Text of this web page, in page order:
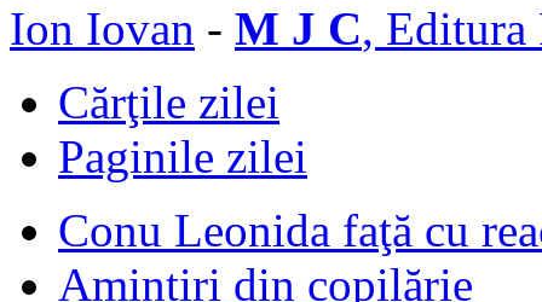
Ion Iovan - M J C, Editura
Cărţile zilei
Paginile zilei
Conu Leonida faţă cu
Amintiri din copilărie